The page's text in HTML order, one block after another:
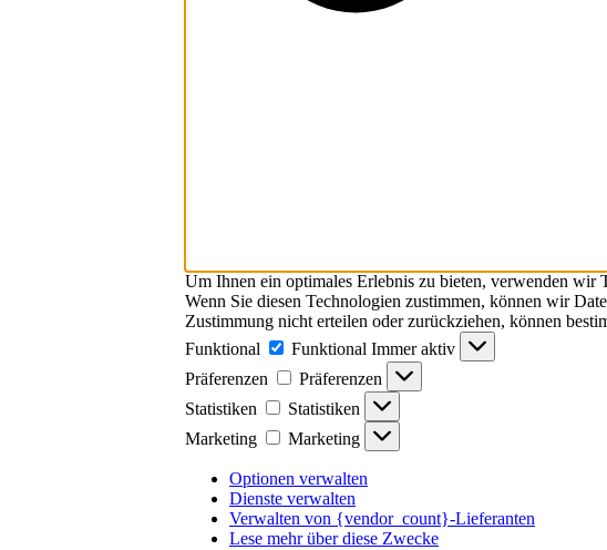
Um Ihnen ein optimales Erlebnis zu bieten, verwenden wir
Wenn Sie diesen Technologien zustimmen, können wir
Zustimmung nicht erteilen oder zurückziehen, können
Funktional
Funktional Immer aktiv
Präferenzen
Präferenzen
Statistiken
Statistiken
Marketing
Marketing
Optionen verwalten
Dienste verwalten
Verwalten von {vendor_count}-Lieferanten
Lese mehr über diese Zwecke